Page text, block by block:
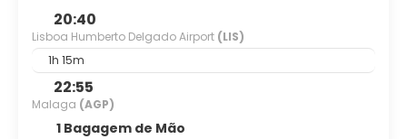
20:40
Lisboa Humberto Delgado Airport (LIS)
1h 15m
22:55
Malaga (AGP)
1 Bagagem de Mão